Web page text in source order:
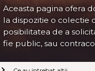
Aceasta pagina ofera
la dispozitie o colectie
posibilitatea de a
fie public, sau